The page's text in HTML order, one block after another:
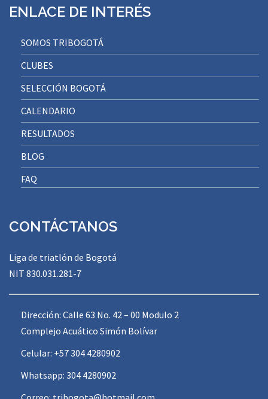
ENLACE DE INTERÉS
SOMOS TRIBOGOTÁ
CLUBES
SELECCIÓN BOGOTÁ
CALENDARIO
RESULTADOS
BLOG
FAQ
CONTÁCTANOS
Liga de triatlón de Bogotá
NIT 830.031.281-7
Dirección: Calle 63 No. 42 – 00 Modulo 2
Complejo Acuático Simón Bolívar
Celular: +57 304 4280902
Whatsapp: 304 4280902